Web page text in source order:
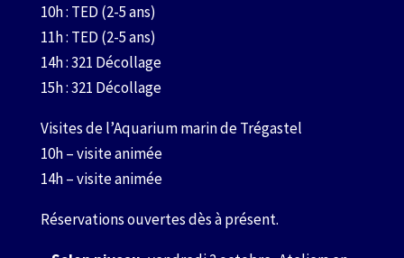
10h : TED (2-5 ans)
11h : TED (2-5 ans)
14h : 321 Décollage
15h : 321 Décollage
Visites de l’Aquarium marin de Trégastel
10h – visite animée
14h – visite animée
Réservations ouvertes dès à présent.